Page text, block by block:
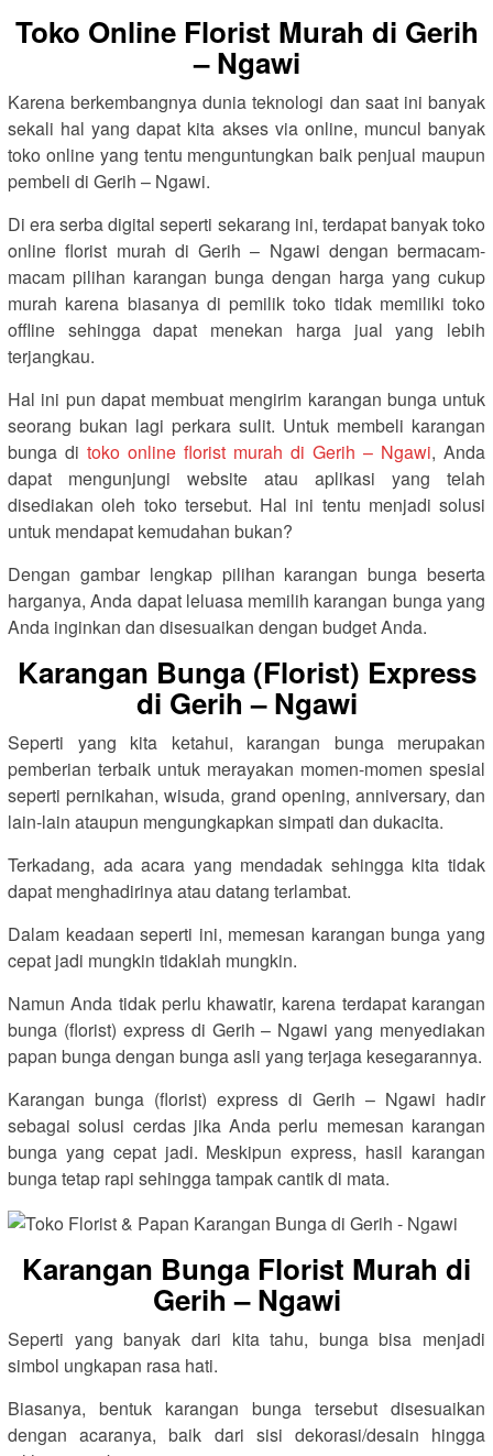
Toko Online Florist Murah di Gerih
– Ngawi
Karena berkembangnya dunia teknologi dan saat ini banyak
sekali hal yang dapat kita akses via online, muncul banyak
toko online yang tentu menguntungkan baik penjual maupun
pembeli di Gerih – Ngawi.
Di era serba digital seperti sekarang ini, terdapat banyak toko
online florist murah di Gerih – Ngawi dengan bermacam-
macam pilihan karangan bunga dengan harga yang cukup
murah karena biasanya di pemilik toko tidak memiliki toko
offline sehingga dapat menekan harga jual yang lebih
terjangkau.
Hal ini pun dapat membuat mengirim karangan bunga untuk
seorang bukan lagi perkara sulit. Untuk membeli karangan
bunga di toko online florist murah di Gerih – Ngawi, Anda
dapat mengunjungi website atau aplikasi yang telah
disediakan oleh toko tersebut. Hal ini tentu menjadi solusi
untuk mendapat kemudahan bukan?
Dengan gambar lengkap pilihan karangan bunga beserta
harganya, Anda dapat leluasa memilih karangan bunga yang
Anda inginkan dan disesuaikan dengan budget Anda.
Karangan Bunga (Florist) Express
di Gerih – Ngawi
Seperti yang kita ketahui, karangan bunga merupakan
pemberian terbaik untuk merayakan momen-momen spesial
seperti pernikahan, wisuda, grand opening, anniversary, dan
lain-lain ataupun mengungkapkan simpati dan dukacita.
Terkadang, ada acara yang mendadak sehingga kita tidak
dapat menghadirinya atau datang terlambat.
Dalam keadaan seperti ini, memesan karangan bunga yang
cepat jadi mungkin tidaklah mungkin.
Namun Anda tidak perlu khawatir, karena terdapat karangan
bunga (florist) express di Gerih – Ngawi yang menyediakan
papan bunga dengan bunga asli yang terjaga kesegarannya.
Karangan bunga (florist) express di Gerih – Ngawi hadir
sebagai solusi cerdas jika Anda perlu memesan karangan
bunga yang cepat jadi. Meskipun express, hasil karangan
bunga tetap rapi sehingga tampak cantik di mata.
Karangan Bunga Florist Murah di
Gerih – Ngawi
Seperti yang banyak dari kita tahu, bunga bisa menjadi
simbol ungkapan rasa hati.
Biasanya, bentuk karangan bunga tersebut disesuaikan
dengan acaranya, baik dari sisi dekorasi/desain hingga